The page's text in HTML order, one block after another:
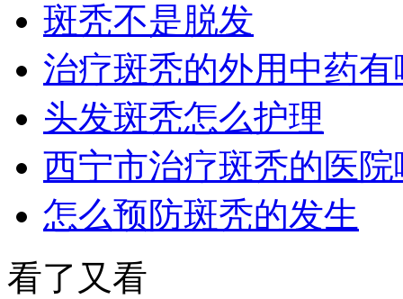
斑秃不是脱发
治疗斑秃的外用中药有
头发斑秃怎么护理
西宁市治疗斑秃的医
怎么预防斑秃的发生
看了又看